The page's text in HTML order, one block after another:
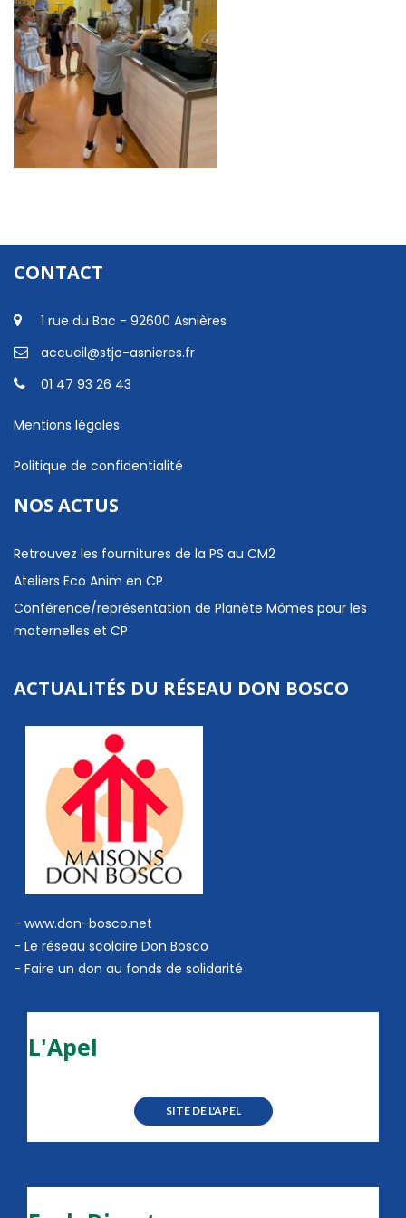
CONTACT
1 rue du Bac - 92600 Asnières
accueil@stjo-asnieres.fr
01 47 93 26 43
Mentions légales
Politique de confidentialité
NOS ACTUS
Retrouvez les fournitures de la PS au CM2
Ateliers Eco Anim en CP
Conférence/représentation de Planète Mômes pour les
maternelles et CP
ACTUALITÉS DU RÉSEAU DON BOSCO
- www.don-bosco.net
- Le réseau scolaire Don Bosco
- Faire un don au fonds de solidarité
L'Apel
SITE DE L'APEL